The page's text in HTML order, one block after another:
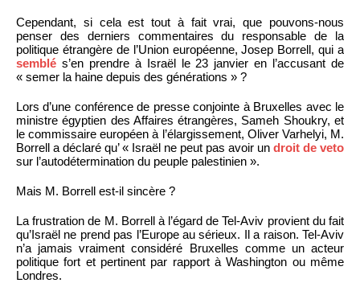
Cependant, si cela est tout à fait vrai, que pouvons-nous
penser des derniers commentaires du responsable de la
politique étrangère de l’Union européenne, Josep Borrell, qui a
semblé s’en prendre à Israël le 23 janvier en l’accusant de
« semer la haine depuis des générations » ?
Lors d’une conférence de presse conjointe à Bruxelles avec le
ministre égyptien des Affaires étrangères, Sameh Shoukry, et
le commissaire européen à l’élargissement, Oliver Varhelyi, M.
Borrell a déclaré qu’ « Israël ne peut pas avoir un droit de veto
sur l’autodétermination du peuple palestinien ».
Mais M. Borrell est-il sincère ?
La frustration de M. Borrell à l’égard de Tel-Aviv provient du fait
qu’Israël ne prend pas l’Europe au sérieux. Il a raison. Tel-Aviv
n’a jamais vraiment considéré Bruxelles comme un acteur
politique fort et pertinent par rapport à Washington ou même
Londres.